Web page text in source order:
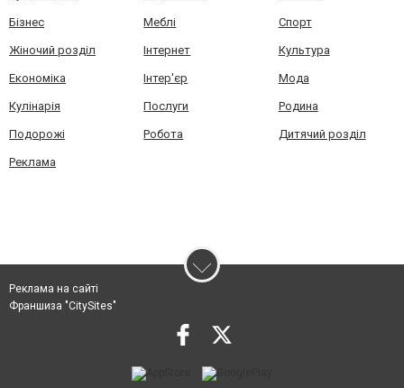
Бізнес Меблі Спорт
Жіночий розділ Інтернет Культура
Економіка Інтер'єр Мода
Кулінарія Послуги Родина
Подорожі Робота Дитячий розділ
Реклама
Реклама на сайті
Франшиза "CitySites"